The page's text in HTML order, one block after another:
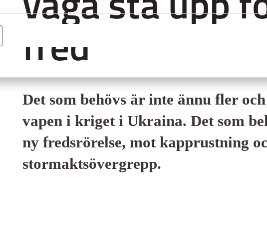
fred
Det som behövs är inte ännu fler
vapen i kriget i Ukraina. Det som
ny fredsrörelse, mot kapprustning
stormaktsövergrepp.